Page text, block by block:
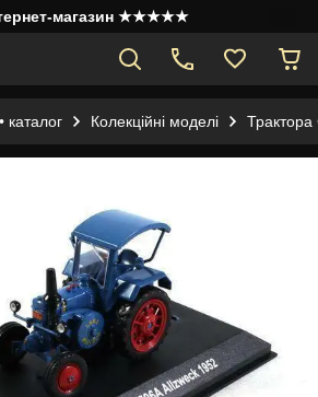
магазин ★★★★★
каталог Колекційні моделі Трактора